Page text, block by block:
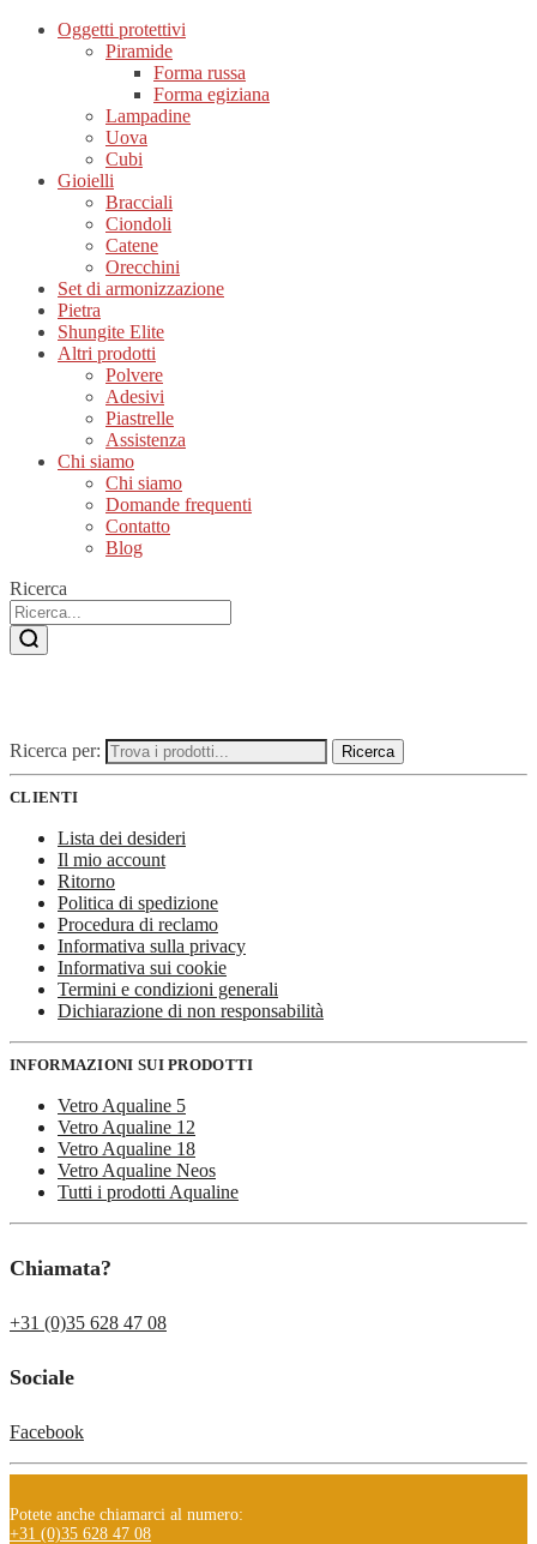
Oggetti protettivi
Piramide
Forma russa
Forma egiziana
Lampadine
Uova
Cubi
Gioielli
Bracciali
Ciondoli
Catene
Orecchini
Set di armonizzazione
Pietra
Shungite Elite
Altri prodotti
Polvere
Adesivi
Piastrelle
Assistenza
Chi siamo
Chi siamo
Domande frequenti
Contatto
Blog
Ricerca
Ricerca per: Ricerca
CLIENTI
Lista dei desideri
Il mio account
Ritorno
Politica di spedizione
Procedura di reclamo
Informativa sulla privacy
Informativa sui cookie
Termini e condizioni generali
Dichiarazione di non responsabilità
INFORMAZIONI SUI PRODOTTI
Vetro Aqualine 5
Vetro Aqualine 12
Vetro Aqualine 18
Vetro Aqualine Neos
Tutti i prodotti Aqualine
Chiamata?
+31 (0)35 628 47 08
Sociale
Facebook
Potete anche chiamarci al numero:
+31 (0)35 628 47 08